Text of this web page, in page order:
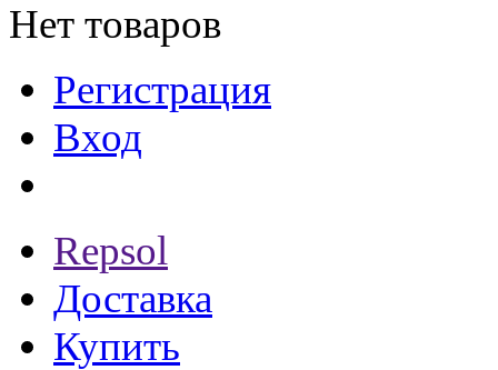
Нет товаров
Регистрация
Вход
Repsol
Доставка
Купить